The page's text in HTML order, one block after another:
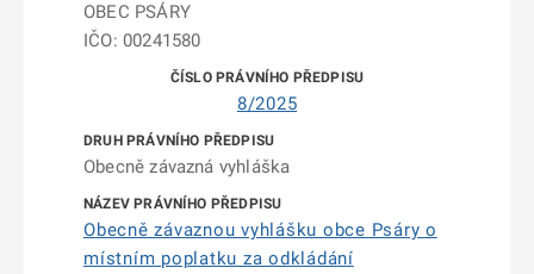
OBEC PSÁRY
IČO: 00241580
8/2025
Obecně závazná vyhláška
Obecně závaznou vyhlášku obce Psáry o
místním poplatku za odkládání